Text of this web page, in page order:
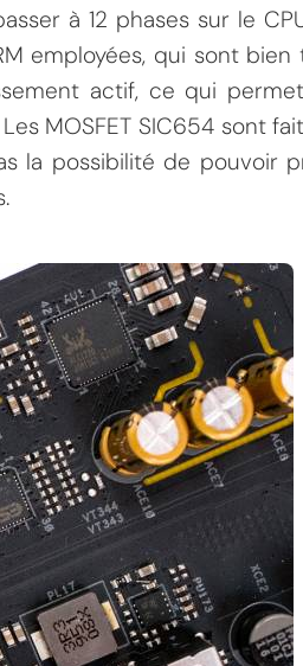
à 12 phases sur le
employées, qui sont bien
actif, ce qui
MOSFET SIC654 sont
la possibilité de pouvoir